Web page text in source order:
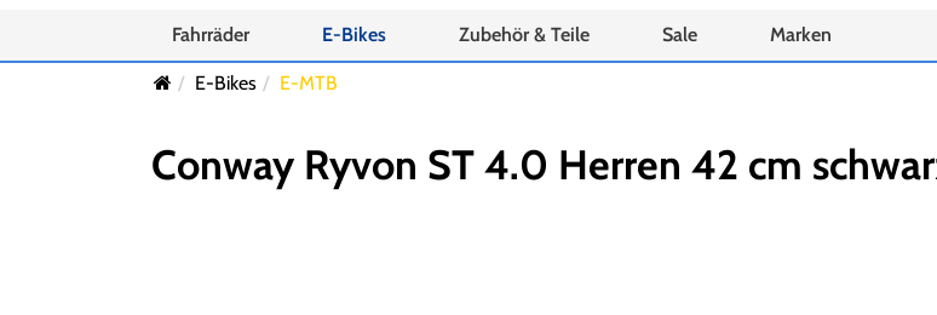
Fahrräder E-Bikes Zubehör & Teile Sale Marken
E-Bikes E-MTB
Conway Ryvon ST 4.0 Herren 42 cm